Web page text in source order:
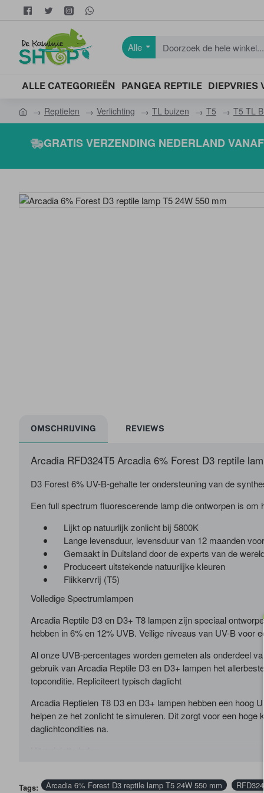
Alle
Doorzoek
hele
ALLE CATEGORIEËN PANGEA REPTILE DIEPVRIES
h
Reptielen Verlichting TL buizen T5 T5 TL
GRATIS VERZENDING NEDERLAND
OMSCHRIJVING REVIEWS
Arcadia RFD324T5 Arcadia 6% Forest D3 reptile
D3 Forest6% UV-B-gehalte ter ondersteuning van de
Een full spectrum fluorescerende lamp die ontworpen is
Lijkt op natuurlijk zonlicht bij 5800K
Lange levensduur, levensduur van 12 maanden
Gemaakt in Duitsland door de experts van de
Produceert uitstekende natuurlijke kleuren
Flikkervrij (T5)
Volledige Spectrumlampen
Arcadia Reptile D3 en D3+ T8 lampen zijn speciaal
hebben in 6% en 12% UVB. Veilige niveaus van UV-B voor
Al onze UVB-percentages worden gemeten als onderdeel
gebruik van Arcadia Reptile D3 en D3+ lampen het
topconditie. Repliciteert typisch daglicht
Arcadia Reptielen T8 D3 en D3+ lampen hebben een hoog
helpen ze het zonlicht te simuleren. Dit zorgt voor een
daglichtcondities na.
400mm / 16" 1 0,5
Tags: Arcadia 6% Forest D3 reptile lamp T5 24W 550 mm